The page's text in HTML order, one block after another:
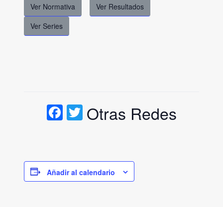
Ver Normativa
Ver Resultados
Ver Series
Facebook
Twitter
Otras Redes
Añadir al calendario